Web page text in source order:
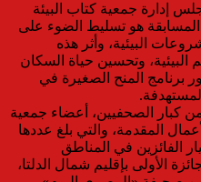
إدارة جمعية كتاب البيئة
هو تسليط الضوء على
البيئية، وأثر هذه
وتحسين حياة السكان
برنامج المنح الصغيرة في
كبار الصحفيين، أعضاء جمعية
المقدمة، والتي بلغ عددها
الفائزين في المناطق
الأولى بإقليم شمال الدلتا،